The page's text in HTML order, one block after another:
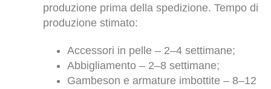
produzione prima della spedizione. Tempo di
produzione stimato:
Accessori in pelle – 2–4 settimane;
Abbigliamento – 2–8 settimane;
Gambeson e armature imbottite – 8–12